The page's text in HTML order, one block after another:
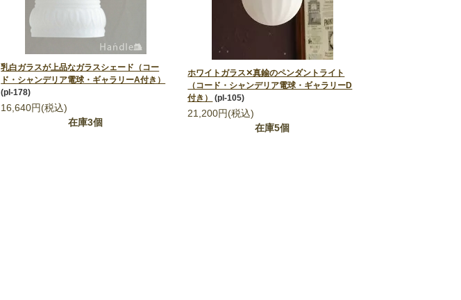
乳白ガラスが上品なガラスシェード（コー
ド・シャンデリア電球・ギャラリーA付き）
(pl-178)
16,640円(税込)
在庫3個
ホワイトガラス✕真鍮のペンダントライト
（コード・シャンデリア電球・ギャラリーD
付き）
(pl-105)
21,200円(税込)
在庫5個